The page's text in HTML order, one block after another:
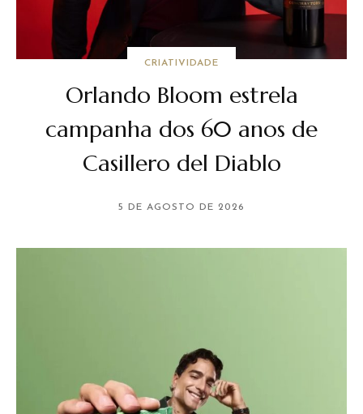
CRIATIVIDADE
Orlando Bloom estrela
campanha dos 60 anos de
Casillero del Diablo
5 DE AGOSTO DE 2026